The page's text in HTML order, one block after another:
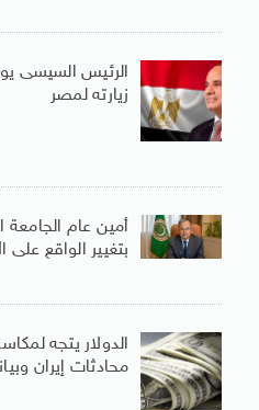
الرئيس السيسى
زيارته لمصر
أمين عام الجامعة
بتغيير الواقع على
الدولار يتجه
محادثات إيران